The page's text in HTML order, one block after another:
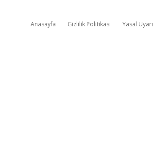
Anasayfa Gizlilik Politikası Yasal Uyarı